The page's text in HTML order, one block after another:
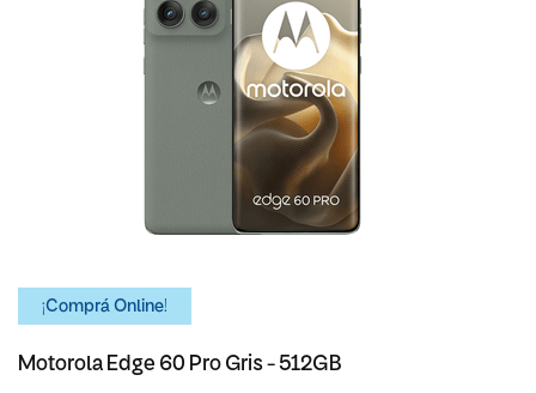
¡Comprá Online!
Motorola Edge 60 Pro Gris - 512GB